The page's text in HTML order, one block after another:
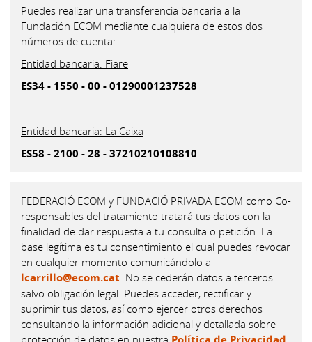
Puedes realizar una transferencia bancaria a la
Fundación ECOM mediante cualquiera de estos dos
números de cuenta:
Entidad bancaria: Fiare
ES34 - 1550 - 00 - 01290001237528
Entidad bancaria: La Caixa
ES58 - 2100 - 28 - 37210210108810
FEDERACIÓ ECOM y FUNDACIÓ PRIVADA ECOM como Co-
responsables del tratamiento tratará tus datos con la
finalidad de dar respuesta a tu consulta o petición. La
base legítima es tu consentimiento el cual puedes revocar
en cualquier momento comunicándolo a
lcarrillo@ecom.cat. No se cederán datos a terceros
salvo obligación legal. Puedes acceder, rectificar y
suprimir tus datos, así como ejercer otros derechos
consultando la información adicional y detallada sobre
protección de datos en nuestra
.